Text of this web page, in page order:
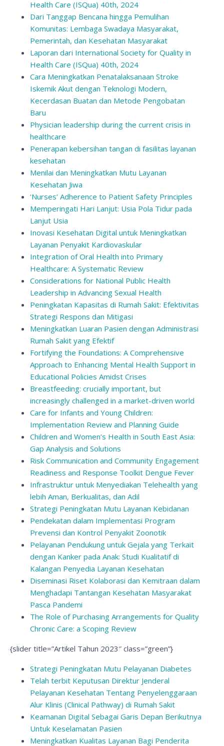
Health Care (ISQua) 40th, 2024
Dari Tanggap Bencana hingga Pemulihan
Komunitas: Lembaga Swadaya Masyarakat,
Pemerintah, dan Kesehatan Masyarakat
Laporan dari International Society for Quality in
Health Care (ISQua) 40th, 2024
Cara Meningkatkan Penatalaksanaan Stroke
Iskemik Akut dengan Teknologi Modern,
Kecerdasan Buatan dan Metode Pengobatan
Baru
Physician leadership during the current crisis in
healthcare
Penerapan kebersihan tangan di fasilitas layanan
kesehatan
Menilai dan Meningkatkan Mutu Layanan
Kesehatan Jiwa
‘Nurses’ Adherence to Patient Safety Principles
Memperingati Hari Lanjut: Usia Pola Tidur pada
Lanjut Usia
Inovasi Kesehatan Digital untuk Meningkatkan
Layanan Penyakit Kardiovaskular
Integration of Oral Health into Primary
Healthcare: A Systematic Review
Considerations for National Public Health
Leadership in Advancing Sexual Health
Peningkatan Kapasitas di Rumah Sakit: Efektivitas
Strategi Respons dan Mitigasi
Meningkatkan Luaran Pasien dengan Administrasi
Rumah Sakit yang Efektif
Fortifying the Foundations: A Comprehensive
Approach to Enhancing Mental Health Support in
Educational Policies Amidst Crises
Breastfeeding: crucially important, but
increasingly challenged in a market-driven world
Care for Infants and Young Children:
Implementation Review and Planning Guide
Children and Women’s Health in South East Asia:
Gap Analysis and Solutions
Risk Communication and Community Engagement
Readiness and Response Toolkit Dengue Fever
Infrastruktur untuk Menyediakan Telehealth yang
lebih Aman, Berkualitas, dan Adil
Strategi Peningkatan Mutu Layanan Kebidanan
Pendekatan dalam Implementasi Program
Prevensi dan Kontrol Penyakit Zoonotik
Pelayanan Pendukung untuk Gejala yang Terkait
dengan Kanker pada Anak: Studi Kualitatif di
Kalangan Penyedia Layanan Kesehatan
Diseminasi Riset Kolaborasi dan Kemitraan dalam
Menghadapi Tantangan Kesehatan Masyarakat
Pasca Pandemi
The Role of Purchasing Arrangements for Quality
Chronic Care: a Scoping Review
{slider title=”Artikel Tahun 2023″ class=”green”}
Strategi Peningkatan Mutu Pelayanan Diabetes
Telah terbit Keputusan Direktur Jenderal
Pelayanan Kesehatan Tentang Penyelenggaraan
Alur Klinis (Clinical Pathway) di Rumah Sakit
Keamanan Digital Sebagai Garis Depan Berikutnya
Untuk Keselamatan Pasien
Meningkatkan Kualitas Layanan Bagi Penderita